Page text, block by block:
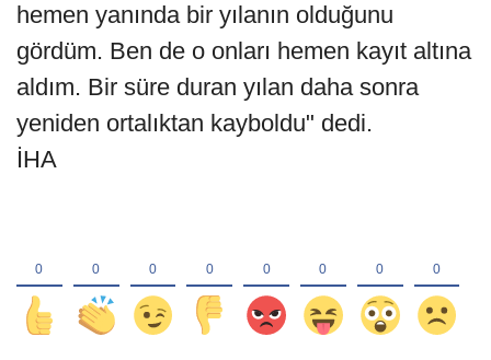
hemen yanında bir yılanın olduğunu
gördüm. Ben de o onları hemen kayıt altına
aldım. Bir süre duran yılan daha sonra
yeniden ortalıktan kayboldu" dedi.
İHA